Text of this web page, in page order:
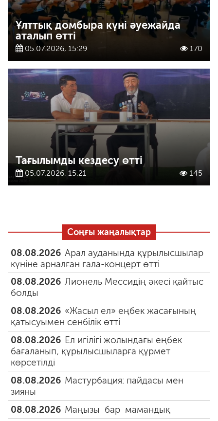
Ұлттық домбыра күні әуежайда
аталып өтті
05.07.2026, 15:29 170
Тағылымды кездесу өтті
05.07.2026, 15:21 145
Соңғы жаңалықтар
08.08.2026 Арал ауданында құрылысшылар
күніне арналған гала-концерт өтті
08.08.2026 Лионель Мессидің әкесі қайтыс
болды
08.08.2026 «Жасыл ел» еңбек жасағының
қатысуымен сенбілік өтті
08.08.2026 Ел игілігі жолындағы еңбек
бағаланып, құрылысшыларға құрмет
көрсетілді
08.08.2026 Мастурбация: пайдасы мен
зияны
08.08.2026 Маңызы бар мамандық